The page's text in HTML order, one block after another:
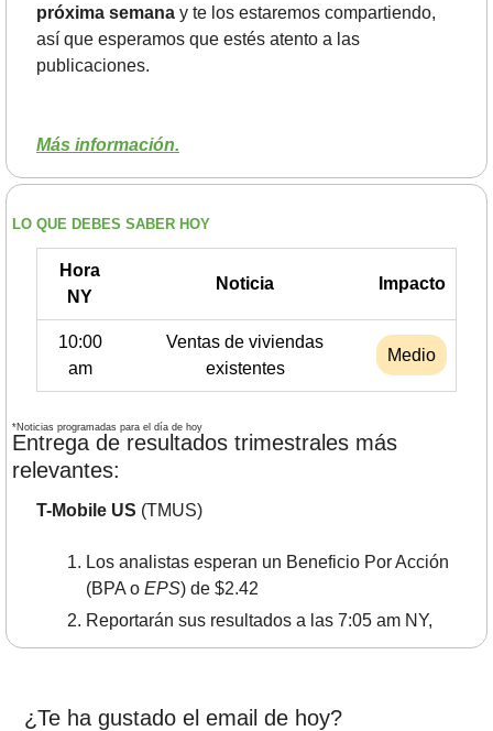
próxima semana y te los estaremos compartiendo,
así que esperamos que estés atento a las
publicaciones.
Más información.
LO QUE DEBES SABER HOY
Hora
NY
Noticia Impacto
10:00
am
Ventas de viviendas
existentes
Medio
*Noticias programadas para el día de hoy
Entrega de resultados trimestrales más
relevantes:
T-Mobile US (TMUS)
Los analistas esperan un Beneficio Por Acción
(BPA o EPS) de $2.42
Reportarán sus resultados a las 7:05 am NY,
¿Te ha gustado el email de hoy?